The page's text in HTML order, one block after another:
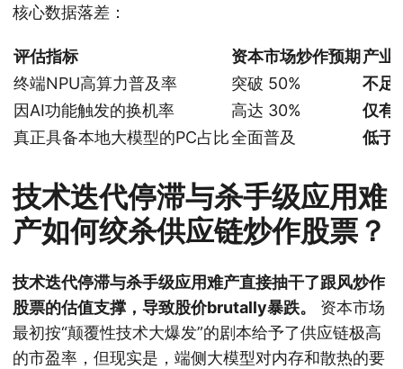
核心数据落差：
评估指标 资本市场炒作预期产业
终端NPU高算力普及率
突破 50%
不足
因AI功能触发的换机率
高达 30%
仅有
真正具备本地大模型的PC占比全面普及 低于
技术迭代停滞与杀手级应用难
产如何绞杀供应链炒作股票？
技术迭代停滞与杀手级应用难产直接抽干了跟风炒作
股票的估值支撑，导致股价brutally暴跌。
资本市场
最初按“颠覆性技术大爆发”的剧本给予了供应链极高
的市盈率，但现实是，端侧大模型对内存和散热的要